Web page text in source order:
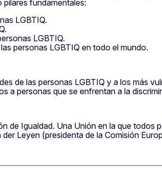
fundamentales:
LGBTIQ.
LGBTIQ.
personas LGBTIQ en todo el mundo.
de las personas LGBTIQ y a los más
a personas que se enfrentan a la
de Igualdad. Una Unión en la que
Leyen (presidenta de la Comisión